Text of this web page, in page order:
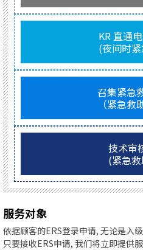
KR 直通
(夜间时
召集紧急
（紧急救
技术审
(紧急
服务对象
依据顾客的ERS登录申请, 无论是入
只要接收ERS申请, 我们将立即提供